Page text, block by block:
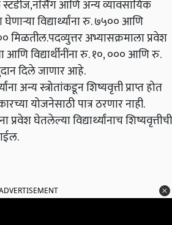
आणि अन्य व्यावसायिक
विद्यार्थ्यांना रु. ७५०० आणि
मिळतील.पदव्युत्तर अभ्यासक्रमाला प्रवेश
आणि विद्यार्थीनींना रु. १०, ००० आणि रु.
दिले जाणार आहे.
अन्य स्त्रोतांकडून शिष्यवृत्ती प्राप्त होत
योजनेसाठी पात्र ठरणार नाही.
प्रवेश घेतलेल्या विद्यार्थ्यांनाच शिष्यवृत्तीची